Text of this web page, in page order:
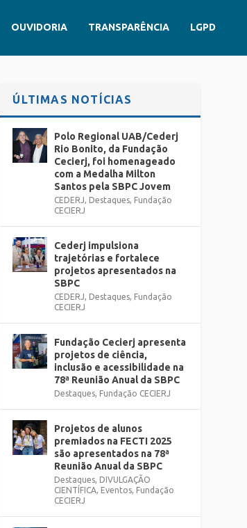
OUVIDORIA TRANSPARÊNCIA LGPD
ÚLTIMAS NOTÍCIAS
Polo Regional UAB/Cederj
Rio Bonito, da Fundação
Cecierj, foi homenageado
com a Medalha Milton
Santos pela SBPC Jovem
CEDERJ, Destaques, Fundação
CECIERJ
Cederj impulsiona
trajetórias e fortalece
projetos apresentados na
SBPC
CEDERJ, Destaques, Fundação
CECIERJ
Fundação Cecierj apresenta
projetos de ciência,
inclusão e acessibilidade na
78ª Reunião Anual da SBPC
Destaques, Fundação CECIERJ
Projetos de alunos
premiados na FECTI 2025
são apresentados na 78ª
Reunião Anual da SBPC
Destaques, DIVULGAÇÃO
CIENTÍFICA, Eventos, Fundação
CECIERJ